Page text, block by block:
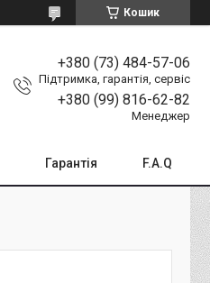
Кошик
+380 (73) 484-57-06
Підтримка, гарантія, сервіс
+380 (99) 816-62-82
Менеджер
Гарантія F.A.Q